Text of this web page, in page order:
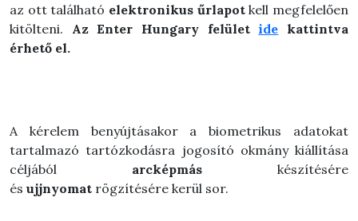
az ott található elektronikus űrlapotkell megfelelően
kitölteni. Az Enter Hungary felületide kattintva
érhető el.
A kérelem benyújtásakor a biometrikus adatokat
tartalmazó tartózkodásra jogosító okmány kiállítása
céljából arcképmás készítésére
és ujjnyomat rögzítésére kerül sor.